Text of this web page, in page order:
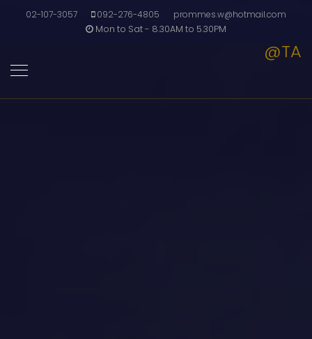
02-107-3057 092-276-4805
prommes.w@hotmail.com
Mon to Sat - 8.30AM to 5.30PM
@TA